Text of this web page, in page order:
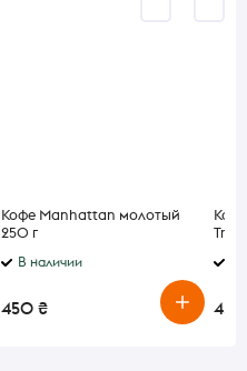
Кофе Manhattan молотый
250 г
В наличии
450 ₴